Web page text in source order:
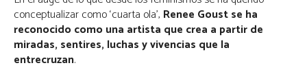
conceptualizar como ‘cuarta ola’, Renee Goust se ha
reconocido como una artista que crea a partir de
miradas, sentires, luchas y vivencias que la
entrecruzan.